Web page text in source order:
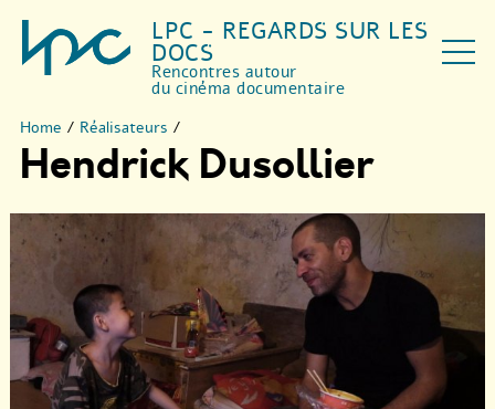
LPC - REGARDS SUR LES
DOCS
Rencontres autour
du cinéma documentaire
Home / Réalisateurs /
Hendrick Dusollier